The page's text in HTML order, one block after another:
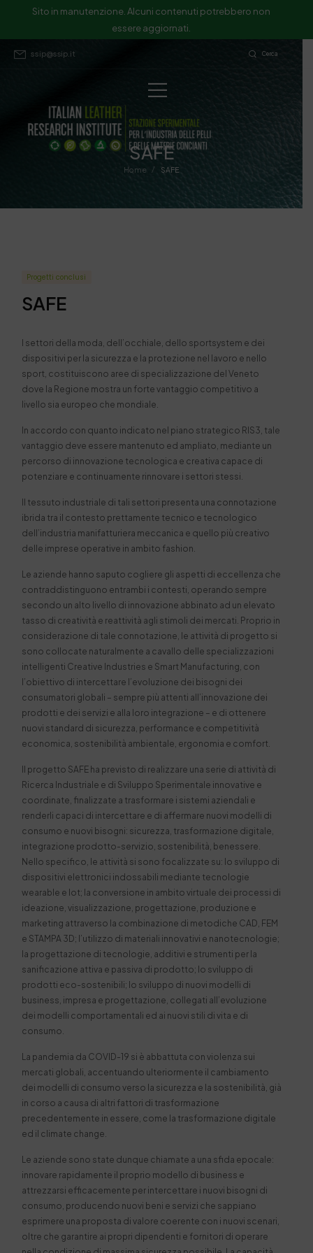
Sito in manutenzione. Alcuni contenuti potrebbero non
essere aggiornati.
ssip@ssip.it Cerca
SAFE
Home / SAFE
Progetti conclusi
SAFE
I settori della moda, dell’occhiale, dello sportsystem e dei
dispositivi per la sicurezza e la protezione nel lavoro e nello
sport, costituiscono aree di specializzazione del Veneto
dove la Regione mostra un forte vantaggio competitivo a
livello sia europeo che mondiale.
In accordo con quanto indicato nel piano strategico RIS3, tale
vantaggio deve essere mantenuto ed ampliato, mediante un
percorso di innovazione tecnologica e creativa capace di
potenziare e continuamente rinnovare i settori stessi.
Il tessuto industriale di tali settori presenta una connotazione
ibrida tra il contesto prettamente tecnico e tecnologico
dell’industria manifatturiera meccanica e quello più creativo
delle imprese operative in ambito fashion.
Le aziende hanno saputo cogliere gli aspetti di eccellenza che
contraddistinguono entrambi i contesti, operando sempre
secondo un alto livello di innovazione abbinato ad un elevato
tasso di creatività e reattività agli stimoli dei mercati. Proprio in
considerazione di tale connotazione, le attività di progetto si
sono collocate naturalmente a cavallo delle specializzazioni
intelligenti Creative Industries e Smart Manufacturing, con
l’obiettivo di intercettare l’evoluzione dei bisogni dei
consumatori globali – sempre più attenti all’innovazione dei
prodotti e dei servizi e alla loro integrazione – e di ottenere
nuovi standard di sicurezza, performance e competitività
economica, sostenibilità ambientale, ergonomia e comfort.
Il progetto SAFE ha previsto di realizzare una serie di attività di
Ricerca Industriale e di Sviluppo Sperimentale innovative e
coordinate, finalizzate a trasformare i sistemi aziendali e
renderli capaci di intercettare e di affermare nuovi modelli di
consumo e nuovi bisogni: sicurezza, trasformazione digitale,
integrazione prodotto-servizio, sostenibilità, benessere.
Nello specifico, le attività si sono focalizzate su: lo sviluppo di
dispositivi elettronici indossabili mediante tecnologie
wearable e Iot; la conversione in ambito virtuale dei processi di
ideazione, visualizzazione, progettazione, produzione e
marketing attraverso la combinazione di metodiche CAD, FEM
e STAMPA 3D; l’utilizzo di materiali innovativi e nanotecnologie;
la progettazione di tecnologie, additivi e strumenti per la
sanificazione attiva e passiva di prodotto; lo sviluppo di
prodotti eco-sostenibili; lo sviluppo di nuovi modelli di
business, impresa e progettazione, collegati all’evoluzione
dei modelli comportamentali ed ai nuovi stili di vita e di
consumo.
La pandemia da COVID-19 si è abbattuta con violenza sui
mercati globali, accentuando ulteriormente il cambiamento
dei modelli di consumo verso la sicurezza e la sostenibilità, già
in corso a causa di altri fattori di trasformazione
precedentemente in essere, come la trasformazione digitale
ed il climate change.
Le aziende sono state dunque chiamate a una sfida epocale:
innovare rapidamente il proprio modello di business e
attrezzarsi efficacemente per intercettare i nuovi bisogni di
consumo, producendo nuovi beni e servizi che sappiano
esprimere una proposta di valore coerente con i nuovi scenari,
oltre che garantire ai propri dipendenti e fornitori di operare